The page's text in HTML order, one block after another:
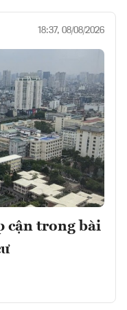
18:37, 08/08/2026
cận trong bài